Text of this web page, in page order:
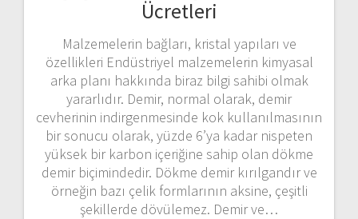
Ücretleri
Malzemelerin bağları, kristal yapıları ve
özellikleri Endüstriyel malzemelerin kimyasal
arka planı hakkında biraz bilgi sahibi olmak
yararlıdır. Demir, normal olarak, demir
cevherinin indirgenmesinde kok kullanılmasının
bir sonucu olarak, yüzde 6’ya kadar nispeten
yüksek bir karbon içeriğine sahip olan dökme
demir biçimindedir. Dökme demir kırılgandır ve
örneğin bazı çelik formlarının aksine, çeşitli
şekillerde dövülemez. Demir ve…